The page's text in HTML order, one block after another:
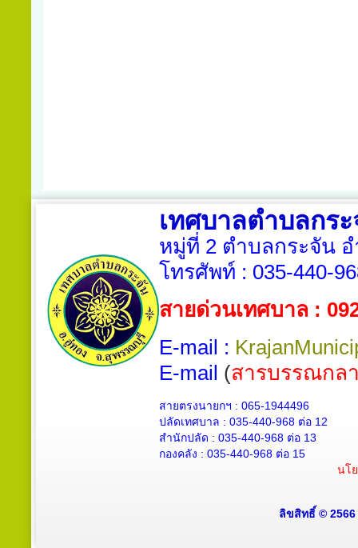
เทศบาลตำบลกร
หมู่ที่ 2 ตำบลกระจัน
โทรศัพท์ : 035-440-
สายด่วนเทศบาล :
E-mail :
E-mail (สารบรรณกล
สายตรงนายกฯ : 065-1944496
ปลัดเทศบาล : 035-440-968 ต่อ 12
สำนักปลัด : 035-440-968 ต่อ 13
กองคลัง : 035-440-968 ต่อ 15
นโ
ลิขสิทธิ์ © 2566